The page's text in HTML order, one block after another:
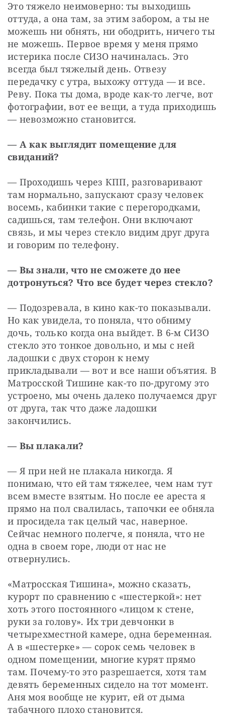
Это тяжело неимоверно: ты выходишь
оттуда, а она там, за этим забором, а ты не
можешь ни обнять, ни ободрить, ничего ты
не можешь. Первое время у меня прямо
истерика после СИЗО начиналась. Это
всегда был тяжелый день. Отвезу
передачку с утра, выхожу оттуда — и все.
Реву. Пока ты дома, вроде как-то легче, вот
фотографии, вот ее вещи, а туда приходишь
— невозможно становится.
— А как выглядит помещение для
свиданий?
— Проходишь через КПП, разговаривают
там нормально, запускают сразу человек
восемь, кабинки такие с перегородками,
садишься, там телефон. Они включают
связь, и мы через стекло видим друг друга
и говорим по телефону.
— Вы знали, что не сможете до нее
дотронуться? Что все будет через стекло?
— Подозревала, в кино как-то показывали.
Но как увидела, то поняла, что обниму
дочь, только когда она выйдет. В 6-м СИЗО
стекло это тонкое довольно, и мы с ней
ладошки с двух сторон к нему
прикладывали — вот и все наши объятия. В
Матросской Тишине как-то по-другому это
устроено, мы очень далеко получаемся друг
от друга, так что даже ладошки
закончились.
— Вы плакали?
— Я при ней не плакала никогда. Я
понимаю, что ей там тяжелее, чем нам тут
всем вместе взятым. Но после ее ареста я
прямо на пол свалилась, тапочки ее обняла
и просидела так целый час, наверное.
Сейчас немного полегче, я поняла, что не
одна в своем горе, люди от нас не
отвернулись.
«Матросская Тишина», можно сказать,
курорт по сравнению с «шестеркой»: нет
хоть этого постоянного «лицом к стене,
руки за голову». Их три девчонки в
четырехместной камере, одна беременная.
А в «шестерке» — сорок семь человек в
одном помещении, многие курят прямо
там. Почему-то это разрешается, хотя там
девять беременных сидело на тот момент.
Аня моя вообще не курит, ей от дыма
табачного плохо становится.